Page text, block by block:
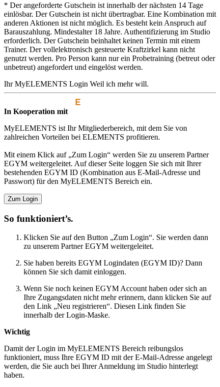
* Der angeforderte Gutschein ist innerhalb der nächsten 14 Tage
einlösbar. Der Gutschein ist nicht übertragbar. Eine Kombination mit
anderen Aktionen ist nicht möglich. Es besteht kein Anspruch auf
Barauszahlung. Mindestalter 18 Jahre. Authentifizierung im Studio
erforderlich. Der Gutschein beinhaltet keinen Termin mit einem
Trainer. Der vollelektronisch gesteuerte Kraftzirkel kann nicht
genutzt werden. Pro Person kann nur ein Probetraining (betreut oder
unbetreut) angefordert und eingelöst werden.
Ihr MyELEMENTS Login Weil ich mehr will.
In Kooperation mit
MyELEMENTS ist Ihr Mitgliederbereich, mit dem Sie von
zahlreichen Vorteilen bei ELEMENTS profitieren.
Mit einem Klick auf „Zum Login“ werden Sie zu unserem Partner
EGYM weitergeleitet. Auf dieser Seite loggen Sie sich mit Ihrer
bestehenden EGYM ID (Kombination aus E-Mail-Adresse und
Passwort) für den MyELEMENTS Bereich ein.
Zum Login
So funktioniert’s.
Klicken Sie auf den Button „Zum Login“. Sie werden dann
zu unserem Partner EGYM weitergeleitet.
Sie haben bereits EGYM Logindaten (EGYM ID)? Dann
können Sie sich damit einloggen.
Wenn Sie noch keinen EGYM Account haben oder sich an
Ihre Zugangsdaten nicht mehr erinnern, dann klicken Sie auf
den Link „Neu registrieren“. Diesen Link finden Sie
innerhalb der Login-Maske.
Wichtig
Damit der Login im MyELEMENTS Bereich reibungslos
funktioniert, muss Ihre EGYM ID mit der E-Mail-Adresse angelegt
werden, die Sie auch bei Ihrer Anmeldung im Studio hinterlegt
haben.